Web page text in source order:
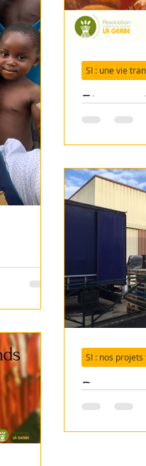
Et pour
SI : une vie
Pour
SI : nos